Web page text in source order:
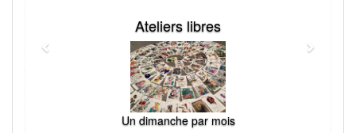
Ateliers libres
Un dimanche par mois